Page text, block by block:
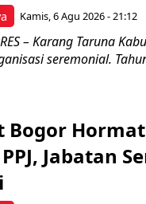
Kamis, 6 Agu 2026 - 21:12
– Karang Taruna
seremonial.
Bogor
Jabatan